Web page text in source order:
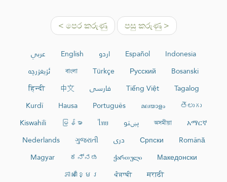
< පෙර කරුණු පසු කරුණු >
عربي English اردو Español
Indonesia
ئۇيغۇرچە
বাংলা Türkçe Русский
Bosanski
हिन्दी
中文 فارسی Tiếng Việt
Tagalog
Kurdî
Hausa Português മലയാളം
తెలుగు
Kiswahili
မြန်မာ ไทย پښتو অসমীয়া
አማርኛ
Nederlands
ગુજરાતી دری Српски
Română
Magyar
ಕನ್ನಡ ქართული
Македонски
ភាសាខ្មែរ
ਪੰਜਾਬੀ मराठी